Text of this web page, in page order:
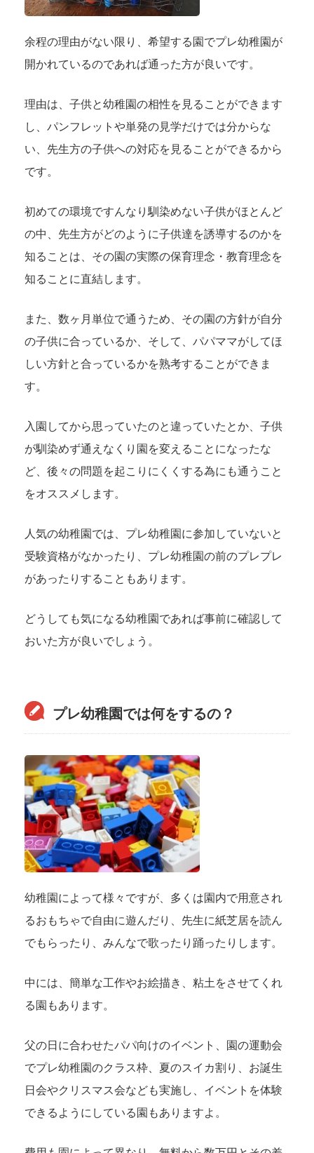
余程の理由がない限り、希望する園でプレ幼稚園が
開かれているのであれば通った方が良いです。
理由は、子供と幼稚園の相性を見ることができます
し、パンフレットや単発の見学だけでは分からな
い、先生方の子供への対応を見ることができるから
です。
初めての環境ですんなり馴染めない子供がほとんど
の中、先生方がどのように子供達を誘導するのかを
知ることは、その園の実際の保育理念・教育理念を
知ることに直結します。
また、数ヶ月単位で通うため、その園の方針が自分
の子供に合っているか、そして、パパママがしてほ
しい方針と合っているかを熟考することができま
す。
入園してから思っていたのと違っていたとか、子供
が馴染めず通えなくり園を変えることになったな
ど、後々の問題を起こりにくくする為にも通うこと
をオススメします。
人気の幼稚園では、プレ幼稚園に参加していないと
受験資格がなかったり、プレ幼稚園の前のプレプレ
があったりすることもあります。
どうしても気になる幼稚園であれば事前に確認して
おいた方が良いでしょう。
プレ幼稚園では何をするの？
幼稚園によって様々ですが、多くは園内で用意され
るおもちゃで自由に遊んだり、先生に紙芝居を読ん
でもらったり、みんなで歌ったり踊ったりします。
中には、簡単な工作やお絵描き、粘土をさせてくれ
る園もあります。
父の日に合わせたパパ向けのイベント、園の運動会
でプレ幼稚園のクラス枠、夏のスイカ割り、お誕生
日会やクリスマス会なども実施し、イベントを体験
できるようにしている園もありますよ。